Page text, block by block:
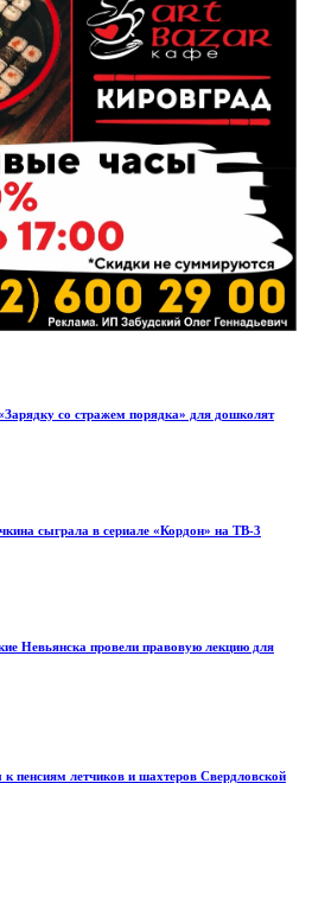
со стражем порядка» для дошколят
сыграла в сериале «Кордон» на ТВ-3
Невьянска провели правовую лекцию для
пенсиям летчиков и шахтеров Свердловской